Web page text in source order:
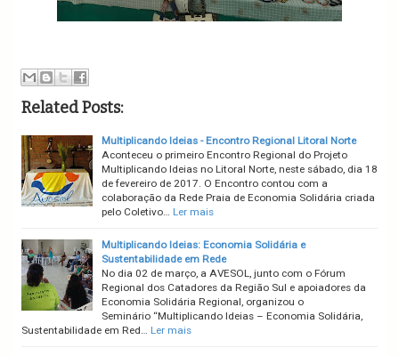
Related Posts:
Multiplicando Ideias - Encontro Regional Litoral Norte
Aconteceu o primeiro Encontro Regional do Projeto
Multiplicando Ideias no Litoral Norte, neste sábado, dia 18
de fevereiro de 2017. O Encontro contou com a
colaboração da Rede Praia de Economia Solidária criada
pelo Coletivo… Ler mais
Multiplicando Ideias: Economia Solidária e
Sustentabilidade em Rede
No dia 02 de março, a AVESOL, junto com o Fórum
Regional dos Catadores da Região Sul e apoiadores da
Economia Solidária Regional, organizou o
Seminário “Multiplicando Ideias – Economia Solidária,
Sustentabilidade em Red… Ler mais